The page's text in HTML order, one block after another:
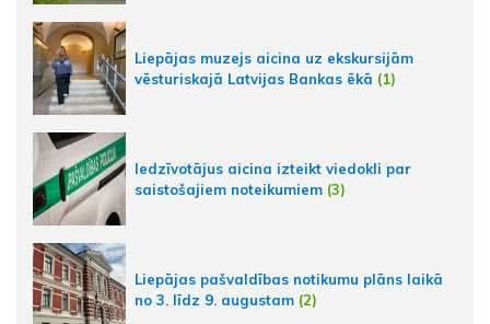
Liepājas muzejs aicina uz ekskursijām
vēsturiskajā Latvijas Bankas ēkā (1)
Iedzīvotājus aicina izteikt viedokli par
saistošajiem noteikumiem (3)
Liepājas pašvaldības notikumu plāns laikā
no 3. līdz 9. augustam (2)